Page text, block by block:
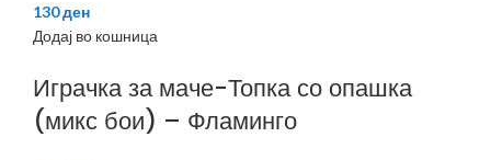
130ден
Додај во кошница
Играчка за маче-Топка со опашка
(микс бои) – Фламинго